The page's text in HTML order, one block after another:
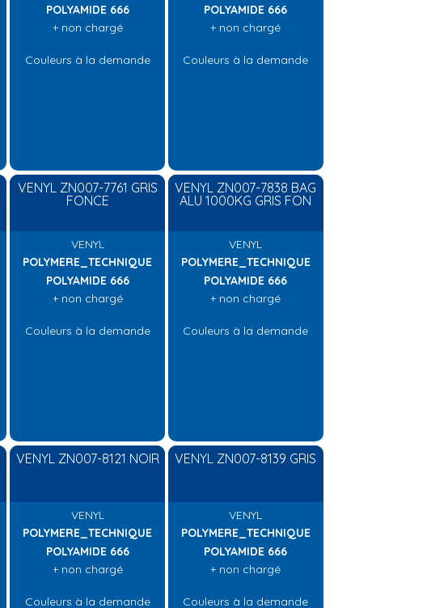
POLYAMIDE 666
+ non chargé
Couleurs à la demande
POLYAMIDE 666
+ non chargé
Couleurs à la demande
VENYL ZN007-7761 GRIS
FONCE
VENYL
POLYMERE_TECHNIQUE
POLYAMIDE 666
+ non chargé
Couleurs à la demande
VENYL ZN007-7838 BAG
ALU 1000KG GRIS FON
VENYL
POLYMERE_TECHNIQUE
POLYAMIDE 666
+ non chargé
Couleurs à la demande
VENYL ZN007-8121 NOIR
VENYL
POLYMERE_TECHNIQUE
POLYAMIDE 666
+ non chargé
Couleurs à la demande
VENYL ZN007-8139 GRIS
VENYL
POLYMERE_TECHNIQUE
POLYAMIDE 666
+ non chargé
Couleurs à la demande